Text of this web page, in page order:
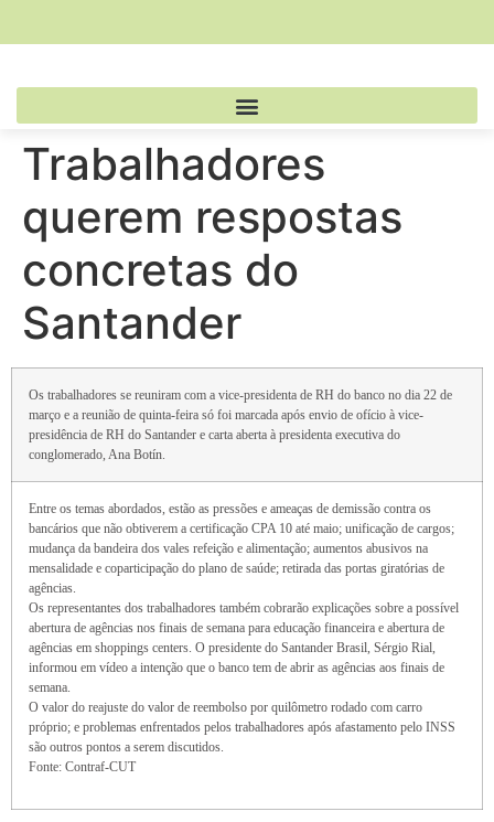
Trabalhadores
querem respostas
concretas do
Santander
Os trabalhadores se reuniram com a vice-presidenta de RH do banco no dia 22 de
março e a reunião de quinta-feira só foi marcada após envio de ofício à vice-
presidência de RH do Santander e carta aberta à presidenta executiva do
conglomerado, Ana Botín.
Entre os temas abordados, estão as pressões e ameaças de demissão contra os
bancários que não obtiverem a certificação CPA 10 até maio; unificação de cargos;
mudança da bandeira dos vales refeição e alimentação; aumentos abusivos na
mensalidade e coparticipação do plano de saúde; retirada das portas giratórias de
agências.
Os representantes dos trabalhadores também cobrarão explicações sobre a possível
abertura de agências nos finais de semana para educação financeira e abertura de
agências em shoppings centers. O presidente do Santander Brasil, Sérgio Rial,
informou em vídeo a intenção que o banco tem de abrir as agências aos finais de
semana.
O valor do reajuste do valor de reembolso por quilômetro rodado com carro
próprio; e problemas enfrentados pelos trabalhadores após afastamento pelo INSS
são outros pontos a serem discutidos.
Fonte: Contraf-CUT